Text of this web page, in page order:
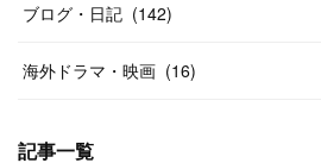
ブログ・日記 (142)
海外ドラマ・映画 (16)
記事一覧